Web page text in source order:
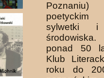
sylwetki i
ponad 50
Klub
roku do